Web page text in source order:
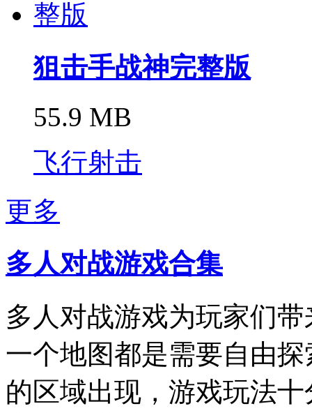
狙击手战神完整版
55.9 MB
飞行射击
更多
多人对战游戏合集
多人对战游戏为玩家们
一个地图都是需要自由
的区域出现，游戏玩法